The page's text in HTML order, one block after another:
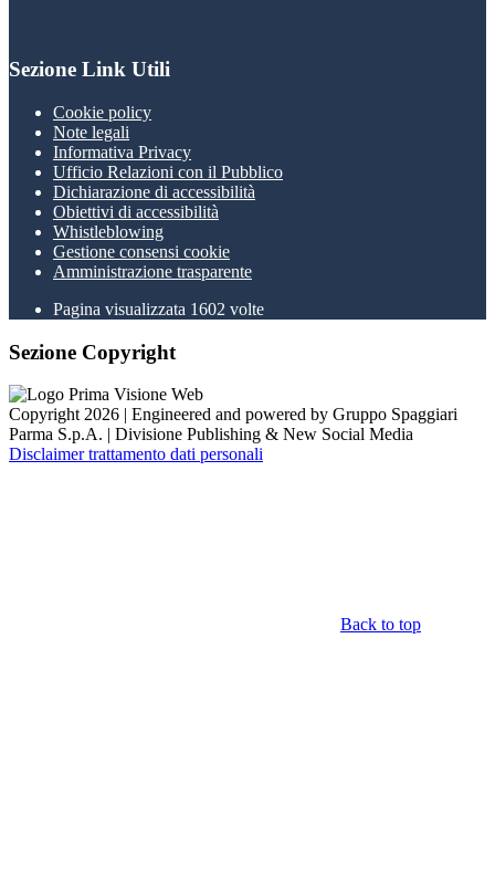
Sezione Link Utili
Cookie policy
Note legali
Informativa Privacy
Ufficio Relazioni con il Pubblico
Dichiarazione di accessibilità
Obiettivi di accessibilità
Whistleblowing
Gestione consensi cookie
Amministrazione trasparente
Pagina visualizzata 1602 volte
Sezione Copyright
Copyright 2026 | Engineered and powered by Gruppo Spaggiari
Parma S.p.A. | Divisione Publishing & New Social Media
Disclaimer trattamento dati personali
Back to top